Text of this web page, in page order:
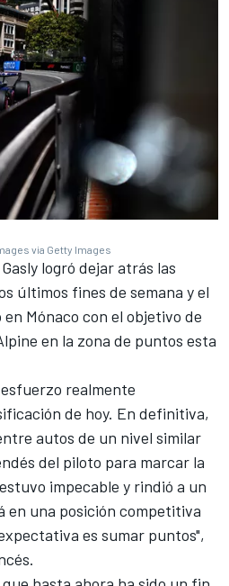
via Getty Images
logró dejar atrás las
últimos fines de semana y el
Mónaco con el objetivo de
en la zona de puntos esta
realmente
de hoy. En definitiva,
autos de un nivel similar
del piloto para marcar la
impecable y rindió a un
en una posición competitiva
es sumar puntos",